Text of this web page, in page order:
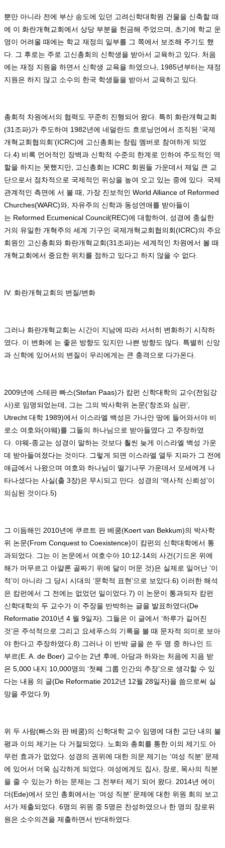
뿐만 아니라 전에 부산 송도에 있던 고려신학대학원 건물을 신축할 때
에 이 화란개혁교회에서 상당 부분을 헌금해 주었으며
초기에 학교 운
영이 어려울 때에는 학교 재정의 일부를 그 쪽에서 보조해 주기도 했
다
그 후로는 주로 고신총회의 신학생을 받아서 교육하고 있다 처음
에는 재정 지원을 하면서 신학생 교육을 하였으나 , 1985년부터는 재정
지원은 하지 않고 소수의 한국 학생들을 받아서 교육하고 있다
총회적 차원에서의 협력도 꾸준히 진행되어 왔다 특히 화란개혁교회
(31 조파)가 주도하여 1982년에 네덜란드 흐로닝언에서 조직된 ‘국제
개혁교회협의회’(ICRC)에 고신총회는 창립 멤버로 참여하게 되었
다 .4) 비록 언어적인 장벽과 신학적 수준의 한계로 인하여 주도적인 역
할을 하지는 못했지만
고신총회는 ICRC 회원들 가운데서 제일 큰 교
단으로서 점차적으로 국제적인 위상을 높여 오고 있는 중에 있다 국제
관계적인 측면에 서 볼 때
가장 진보적인 World Alliance of Reformed
Churches(WARC)와 자유주의 신학과 동성연애를 받아들이
는 Reformed Ecumenical Council(REC)에 대항하여
성경에 충실한
거의 유일한 개혁주의 세계 기구인 국제개혁교회협의회(ICRC)의 주요
회원인 고신총회와 화란개혁교회(31 조파)는 세계적인 차원에서 볼 때
개혁교회에서 중요한 위치를 점하고 있다고 하지 않을 수 없다
IV. 화란개혁교회의 변질/변화
그러나 화란개혁교회는 시간이 지남에 따라 서서히 변화하기 시작하
였다 이 변화에 는 좋은 방향도 있지만 나쁜 방향도 많다 특별히 신앙
과 신학에 있어서의 변질이 우리에게는 큰 충격으로 다가온다
2009년에 스테판 빠스(Stefan Paas)가 캄펀 신학대학의 교수(전임강
사)로 임명되었는데 그는 그의 박사학위 논문(‘창조와 심판’,
Utrecht 대학 1989)에서 이스라엘 백성은 가나안 땅에 들어와서야 비
로소 여호와(야웨)를 그들의 하나님으로 받아들였다 고 주장하였
다 야웨-종교는 성경이 말하는 것보다 훨씬 늦게 이스라엘 백성 가운
데 받아들여졌다는 것이다
그렇게 되면 이스라엘 열두 지파가 그 전에
애급에서 나왔으며 여호와 하나님이 떨기나무 가운데서 모세에게 나
타나셨다는 사실(출 3장)은 무시되고 만다 성경의 ‘역사적 신뢰성’이
의심된 것이다 .5)
그 이듬해인 2010년에 쿠르트 판 베쿰(Koert van Bekkum)의 박사학
위 논문(From Conquest to Coexistence)이 캄펀의 신학대학에서 통
과되었다
그는 이 논문에서 여호수아 10:12-14의 사건(기드온 위에
해가 머무르고 아얄론 골짜기 위에 달이 머문 것)은 실제로 일어난 ‘이
적’이 아니라 그 당시 시대의 ‘문학적 표현’으로 보았다 .6) 이러한 해석
은 캄펀에서 그 전에는 없었던 일이었다 .7) 이 논문이 통과되자 캄펀
신학대학의 두 교수가 이 주장을 반박하는 글을 발표하였다(De
Reformatie 2010년 4 월 9일자). 그들은 이 글에서 ‘하루가 길어진
것’은 주석적으로 그리고 요세푸스의 기록을 볼 때 문자적 의미로 보아
야 한다고 주장하였다 .8) 그러나 이 반박 글을 쓴 두 명 중 하나인 드
부르(E. A. de Boer) 교수는 2년 후에
아담과 하와는 처음에 지음 받
은 5,000 내지 10,000명의 ‘첫째 그룹 인간의 추장’으로 생각할 수 있
다는 내용 의 글(De Reformatie 2012년 12월 28일자)을 씀으로써 실
망을 주었다 .9)
위 두 사람(빠스와 판 베쿰)의 신학대학 교수 임명에 대한 교단 내의 불
평과 이의 제기는 다 거절되었다
노회와 총회를 통한 이의 제기도 아
무런 효과가 없었다 성경의 권위에 대한 의문 제기는 ‘여성 직분’ 문제
에 있어서 더욱 심각하게 되었다 여성에게도 집사 장로
목사의 직분
을 줄 수 있는가 하는 문제는 그 전부터 제기 되어 왔다 . 2014년 에이
더(Ede)에서 모인 총회에서는 ‘여성 직분’ 문제에 대한 위원 회의 보고
서가 제출되었다 . 6명의 위원 중 5명은 찬성하였으나 한 명의 장로위
원은 소수의견을 제출하면서 반대하였다